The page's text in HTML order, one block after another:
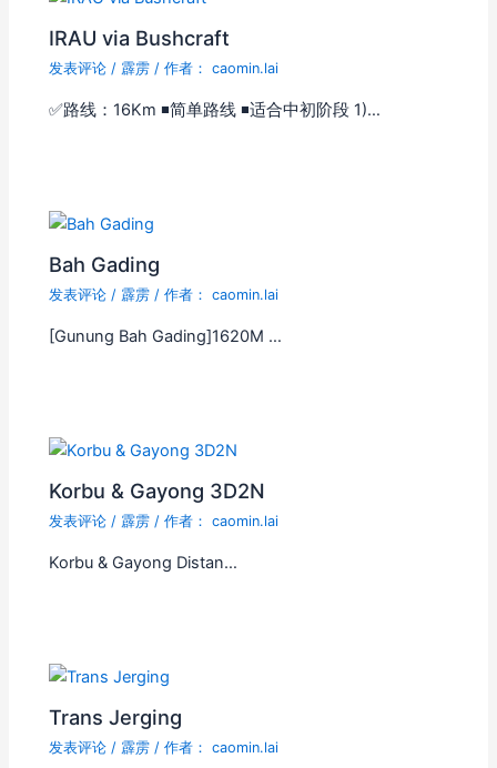
IRAU via Bushcraft
发表评论 / 霹雳 / 作者： caomin.lai
✅路线：16Km ◾简单路线 ◾适合中初阶段 1)…
Bah Gading
发表评论 / 霹雳 / 作者： caomin.lai
[Gunung Bah Gading]1620M …
Korbu & Gayong 3D2N
发表评论 / 霹雳 / 作者： caomin.lai
Korbu & Gayong Distan…
Trans Jerging
发表评论 / 霹雳 / 作者： caomin.lai